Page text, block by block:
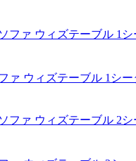
ァ ウィズテーブル 1シー